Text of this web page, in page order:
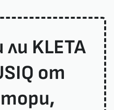
KLETA
от